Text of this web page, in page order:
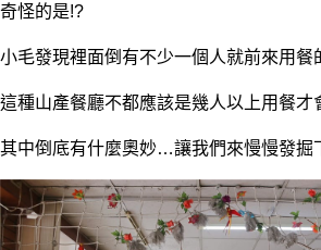
奇怪的是!?
小毛發現裡面倒有不少一個人就前來用餐
這種山產餐廳不都應該是幾人以上用餐才
其中倒底有什麼奧妙…讓我們來慢慢發掘